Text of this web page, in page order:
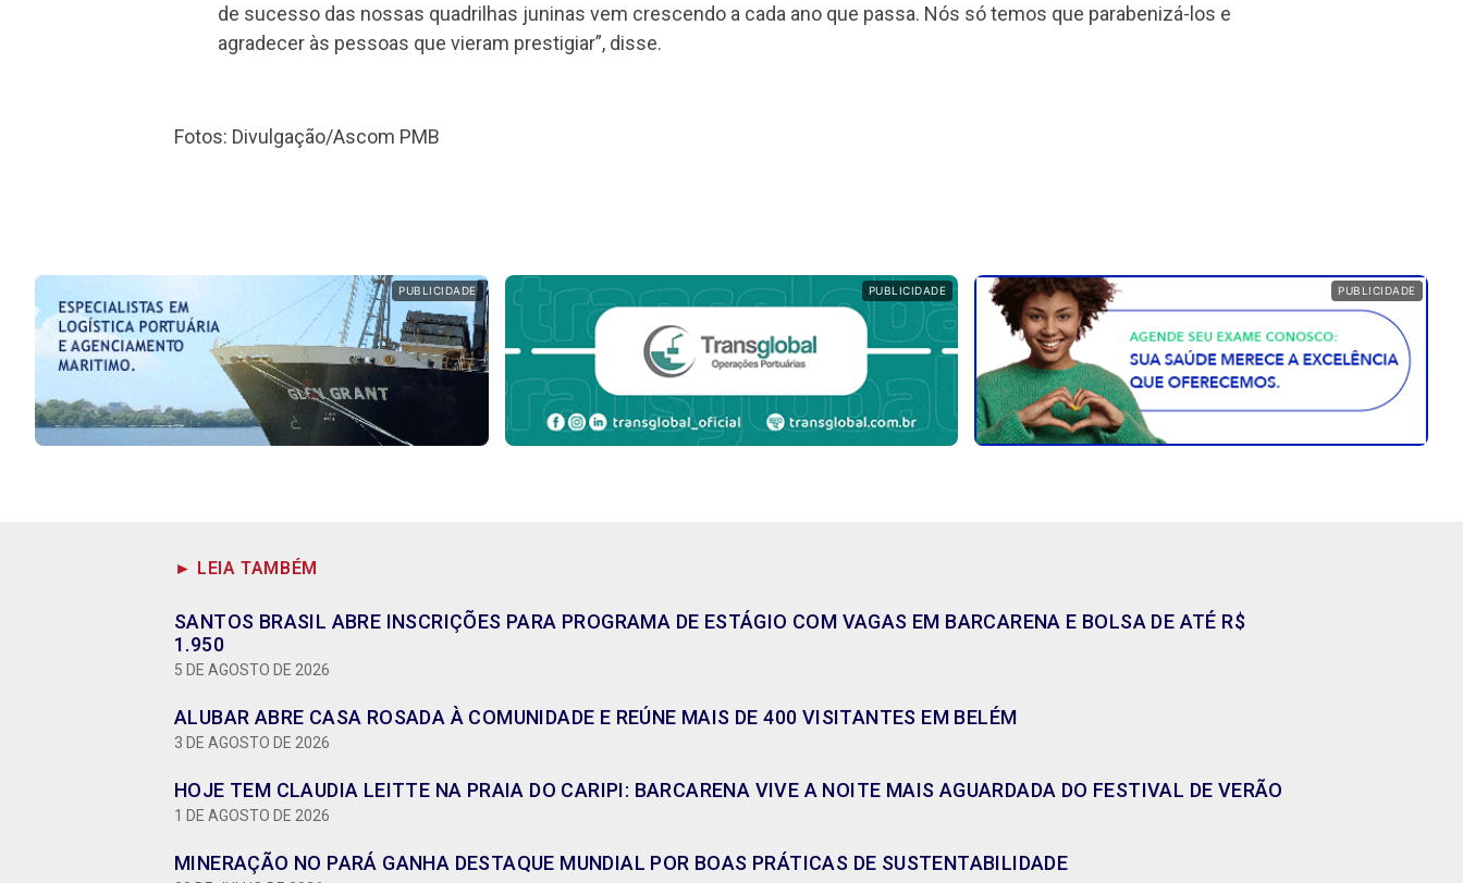
de sucesso das nossas quadrilhas juninas vem crescendo a cada ano que passa. Nós só temos que parabenizá-los e
agradecer às pessoas que vieram prestigiar”, disse.
Fotos: Divulgação/Ascom PMB
PUBLICIDADE PUBLICIDADE PUBLICIDADE
► LEIA TAMBÉM
SANTOS BRASIL ABRE INSCRIÇÕES PARA PROGRAMA DE ESTÁGIO COM VAGAS EM BARCARENA E BOLSA DE ATÉ R$
1.950
5 DE AGOSTO DE 2026
ALUBAR ABRE CASA ROSADA À COMUNIDADE E REÚNE MAIS DE 400 VISITANTES EM BELÉM
3 DE AGOSTO DE 2026
HOJE TEM CLAUDIA LEITTE NA PRAIA DO CARIPI: BARCARENA VIVE A NOITE MAIS AGUARDADA DO FESTIVAL DE VERÃO
1 DE AGOSTO DE 2026
MINERAÇÃO NO PARÁ GANHA DESTAQUE MUNDIAL POR BOAS PRÁTICAS DE SUSTENTABILIDADE